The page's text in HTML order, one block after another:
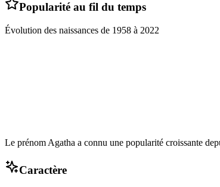
Popularité au fil du temps
Évolution des naissances de 1958 à 2022
Le prénom Agatha a connu une popularité croissante
Caractère